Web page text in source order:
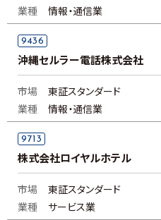
業種
情報・通信業
9436
沖縄セルラー電話株式会社
市場
東証スタンダード
業種
情報・通信業
9713
株式会社ロイヤルホテル
市場
東証スタンダード
業種
サービス業